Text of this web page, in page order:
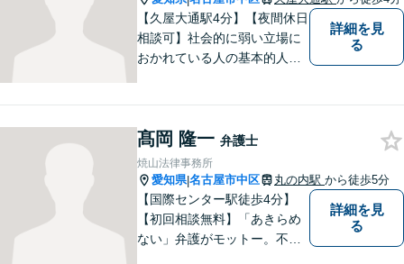
【久屋大通駅4分】【夜間休日
相談可】社会的に弱い立場に
おかれている人の基本的人権
を信条として日々活動に邁進
してまいります。まずはお気
軽にご連絡ください。
詳細を見
る
髙岡 隆一 弁護士
焼山法律事務所
愛知県|名古屋市中区 丸の内駅 から徒歩5分
【国際センター駅徒歩4分】
【初回相談無料】「あきらめ
ない」弁護がモットー。不動
詳細を見
る